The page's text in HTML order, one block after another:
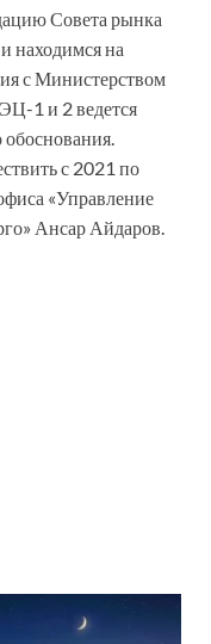
Совета рынка
находимся на
с Министерством
1 и 2 ведется
обоснования.
с 2021 по
«Управление
Ансар Айдаров.